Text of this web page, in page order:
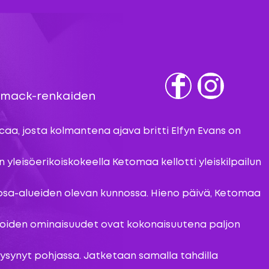
renkaiden
josta kolmantena ajava britti Elfyn Evans on
Ketomaa kellotti yleiskilpailun
alueiden olevan kunnossa. Hieno päivä, Ketomaa
ominaisuudet ovat kokonaisuutena paljon
pohjassa. Jatketaan samalla tahdilla